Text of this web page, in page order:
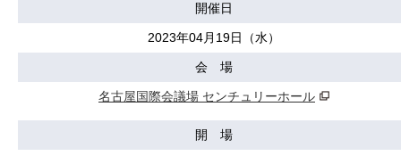
開催日
2023年04月19日（水）
会 場
名古屋国際会議場 センチュリーホール
開 場